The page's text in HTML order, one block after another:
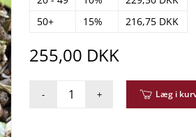
50+
15% 216,75 DKK
255,00 DKK
- + Læg i